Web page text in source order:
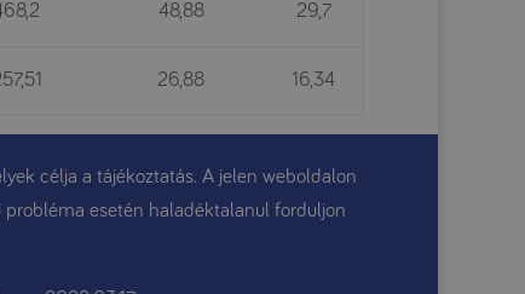
48,88 29,7
26,88 16,34
célja a tájékoztatás. A jelen weboldalon
probléma esetén haladéktalanul forduljon